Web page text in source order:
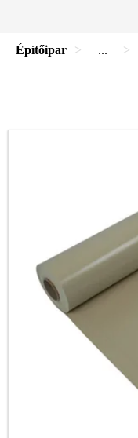
Építőipar ...